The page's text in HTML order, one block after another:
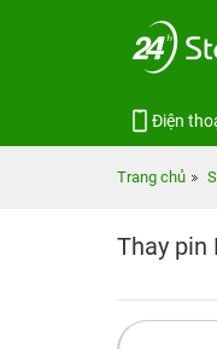
Điện
Trang chủ
Thay pin